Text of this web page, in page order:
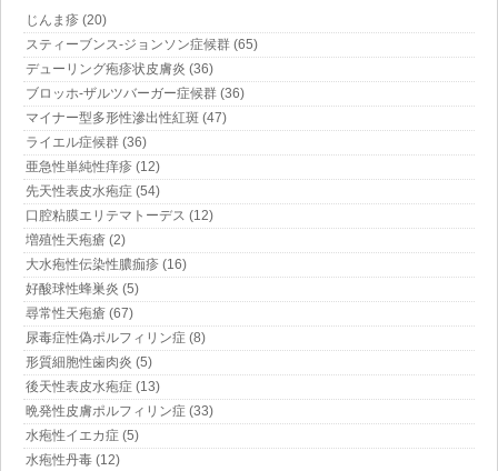
じんま疹 (20)
スティーブンス-ジョンソン症候群 (65)
デューリング疱疹状皮膚炎 (36)
ブロッホ-ザルツバーガー症候群 (36)
マイナー型多形性滲出性紅斑 (47)
ライエル症候群 (36)
亜急性単純性痒疹 (12)
先天性表皮水疱症 (54)
口腔粘膜エリテマトーデス (12)
増殖性天疱瘡 (2)
大水疱性伝染性膿痂疹 (16)
好酸球性蜂巣炎 (5)
尋常性天疱瘡 (67)
尿毒症性偽ポルフィリン症 (8)
形質細胞性歯肉炎 (5)
後天性表皮水疱症 (13)
晩発性皮膚ポルフィリン症 (33)
水疱性イエカ症 (5)
水疱性丹毒 (12)